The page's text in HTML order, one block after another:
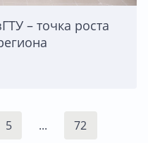
– точка роста
5 ... 72